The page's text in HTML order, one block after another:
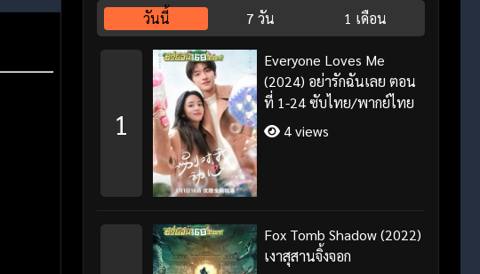
วันนี้ 7 วัน 1 เดือน
1
Everyone Loves Me
(2024) อย่ารักฉันเลย ตอน
ที่ 1-24 ซับไทย/พากย์ไทย
4 views
Fox Tomb Shadow (2022)
เงาสุสานจิ้งจอก